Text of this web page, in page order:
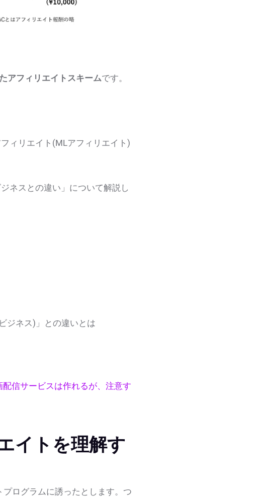
アフィリエイトスキームです。
ィリエイト(MLアフィリエイト)
ネスとの違い」について解説し
ジネス)」との違いとは
信サービスは作れるが、注意す
イトを理解す
ログラムに誘ったとします。つ